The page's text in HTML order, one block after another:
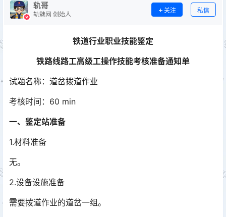
轨哥
轨魅网 创始人
关注 私信
铁道行业职业技能鉴定
铁路线路工高级工操作技能考核准备通知单
试题名称：道岔拨道作业
考核时间：60 min
一、鉴定站准备
1.材料准备
无。
2.设备设施准备
需要拨道作业的道岔一组。